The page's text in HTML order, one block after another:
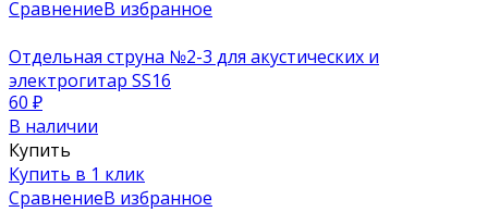
СравнениеВ избранное
Отдельная струна №2-3 для акустических и
электрогитар SS16
60 ₽
В наличии
Купить
Купить в 1 клик
СравнениеВ избранное